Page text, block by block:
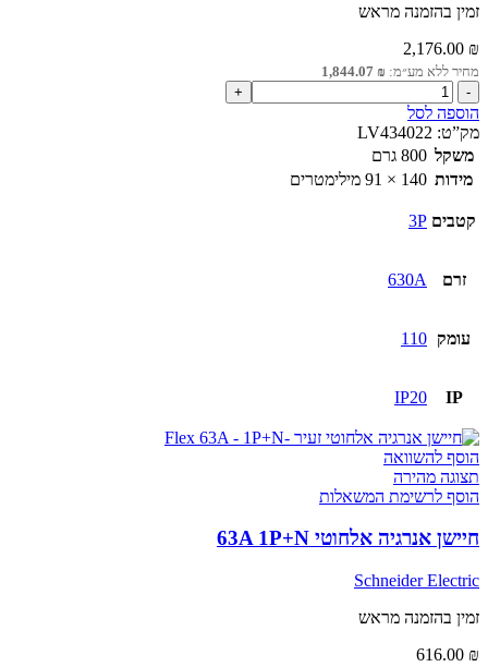
זמין בהזמנה מראש
2,176.00 ₪
מחיר ללא מע״מ: 1,844.07 ₪
כמות
של
חיישן
אנרגיה
אלחוטי
3P
הוספה לסל
מק”ט: LV434022
משקל 800 גרם
מידות 140 × 91 מילימטרים
קטבים 3P
זרם 630A
עומק 110
IP
IP20
הוסף להשוואה
תצוגה מהירה
הוסף לרשימת המשאלות
חיישן אנרגיה אלחוטי 63A 1P+N
Schneider Electric
זמין בהזמנה מראש
616.00 ₪